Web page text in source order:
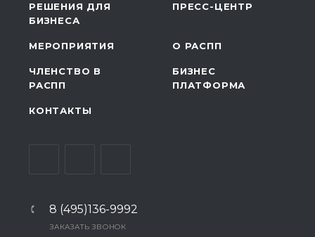
РЕШЕНИЯ ДЛЯ
БИЗНЕСА
ПРЕСС-ЦЕНТР
МЕРОПРИЯТИЯ О РАСПП
ЧЛЕНСТВО В
РАСПП
БИЗНЕС
ПЛАТФОРМА
КОНТАКТЫ
8 (495)136-9992
ЗАКАЗАТЬ ЗВОНОК